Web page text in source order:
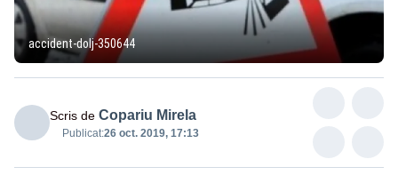
accident-dolj-350644
Scris de Copariu Mirela
Publicat:26 oct. 2019, 17:13